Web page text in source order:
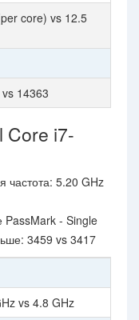
core) vs 12.5
14363
Core i7-
частота: 5.20 GHz
PassMark - Single
3459 vs 3417
vs 4.8 GHz